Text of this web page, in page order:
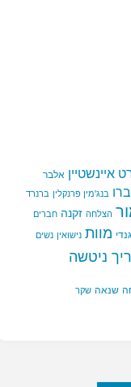
איינשטיין אלבר
בנג'מין פרנקלין ברנרד
הצלחה זקנה חברים
מוות נישואין נשים
ניטשה
שנאה שקר